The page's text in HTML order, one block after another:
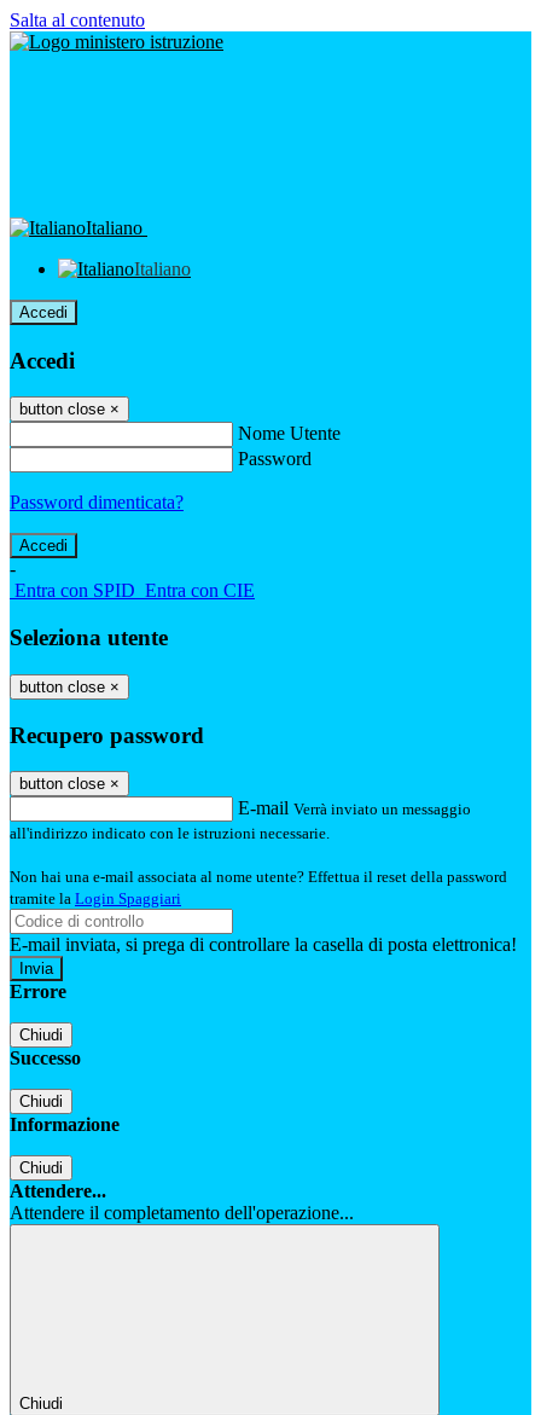
Salta al contenuto
Italiano
Italiano
Accedi
Accedi
button close ×
Nome Utente
Password
Password dimenticata?
-
Entra con SPID Entra con CIE
Seleziona utente
button close ×
Recupero password
button close ×
E-mail Verrà inviato un messaggio
all'indirizzo indicato con le istruzioni necessarie.
Non hai una e-mail associata al nome utente? Effettua il reset della password
tramite la Login Spaggiari
E-mail inviata, si prega di controllare la casella di posta elettronica!
Errore
Chiudi
Successo
Chiudi
Informazione
Chiudi
Attendere...
Attendere il completamento dell'operazione...
Chiudi